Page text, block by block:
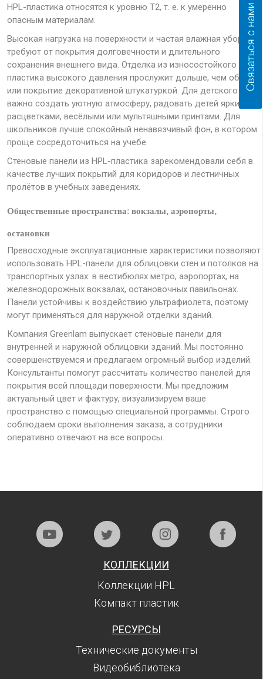
HPL-пластика относятся к уровню Т2, т. е. к умеренно
опасным материалам.
Высокая нагрузка на поверхности и частая влажная уборка
требуют от покрытия долговечности и длительного
сохранения внешнего вида. Отделка из износостойкого
пластика высокого давления прослужит дольше, чем обои
или покрытие декоративной штукатуркой. Для детского сада
важно создать уютную атмосферу, радовать детей яркими
расцветками, весёлыми или мультяшными принтами. Для
школьников лучше спокойный ненавязчивый фон, в котором
проще сосредоточиться на учебе.
Стеновые панели из HPL-пластика зарекомендовали себя в
качестве лучших покрытий для коридоров и лестничных
пролётов в учебных заведениях.
Общественные пространства: вокзалы, аэропорты,
остановки
Превосходные эксплуатационные характеристики позволяют
использовать HPL-панели для облицовки стен и потолков на
транспортных узлах: в вестибюлях метро, аэропортах, на
железнодорожных вокзалах, остановочных павильонах.
Панели устойчивы к воздействию ультрафиолета, поэтому
могут применяться для наружной отделки зданий.
Компания Greenlam выпускает стеновые панели для
внутренней и наружной облицовки зданий. Мы постоянно
совершенствуемся и предлагаем огромный выбор изделий.
Консультанты помогут рассчитать количество панелей для
покрытия всей площади поверхности. Мы предложим
актуальный цвет и фактуру, визуализируем ваше
пространство с помощью специальной программы. Строго
соблюдаем сроки выполнения заказа, а сотрудники
оперативно отвечают на все вопросы.
КОЛЛЕКЦИИ
Коллекции HPL
Компакт пластик
РЕСУРСЫ
Технические документы
Видеобиблиотека